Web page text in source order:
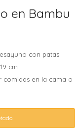
en Bambu
con patas
cm.
comidas en la cama o